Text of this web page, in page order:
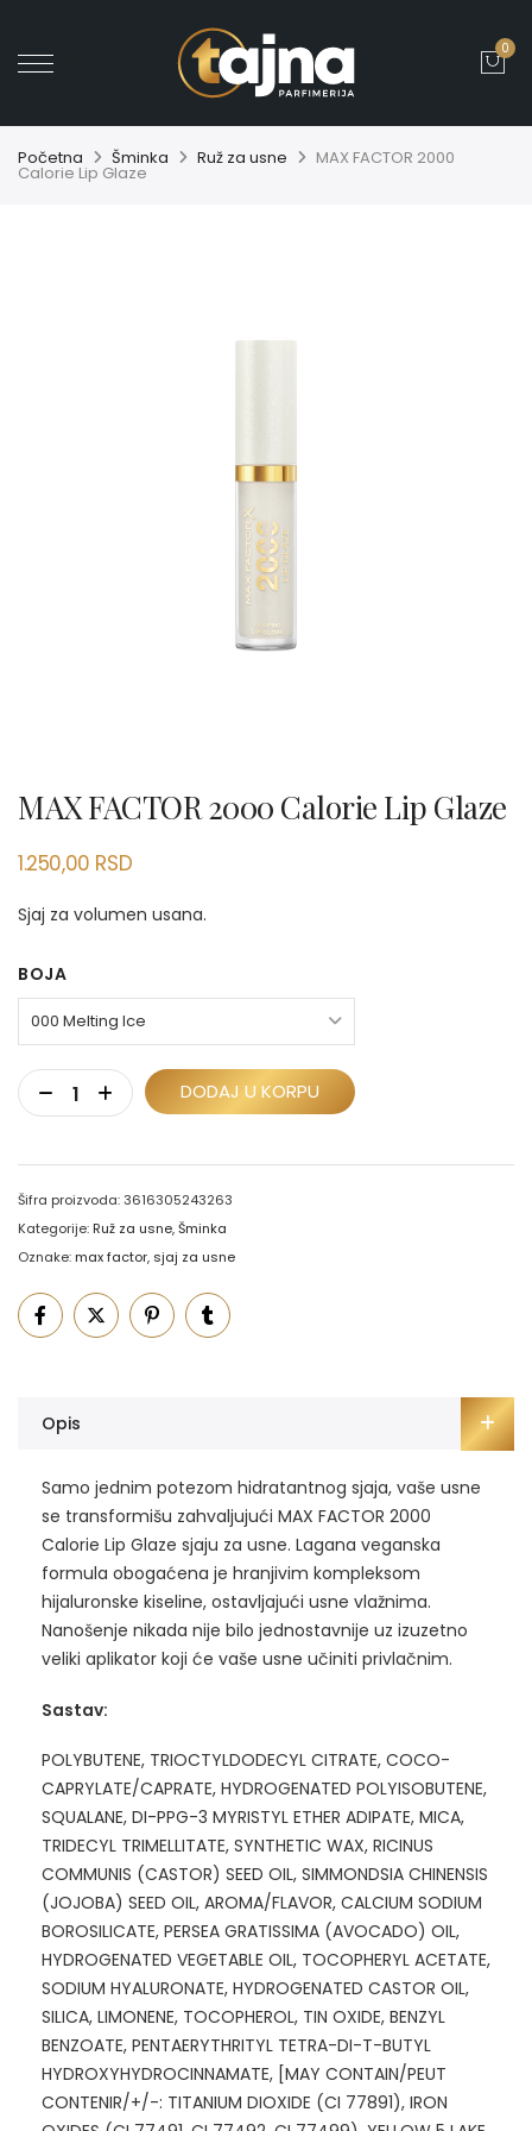
0
Početna Šminka Ruž za usne MAX FACTOR 2000
Calorie Lip Glaze
MAX FACTOR 2000 Calorie Lip Glaze
1.250,00 RSD
Sjaj za volumen usana.
BOJA
DODAJ U KORPU
Šifra proizvoda:3616305243263
Kategorije: Ruž za usne,Šminka
Oznake: max factor, sjaj za usne
Opis
Samo jednim potezom hidratantnog sjaja, vaše usne
se transformišu zahvaljujući MAX FACTOR 2000
Calorie Lip Glaze sjaju za usne. Lagana veganska
formula obogaćena je hranjivim kompleksom
hijaluronske kiseline, ostavljajući usne vlažnima.
Nanošenje nikada nije bilo jednostavnije uz izuzetno
veliki aplikator koji će vaše usne učiniti privlačnim.
Sastav:
POLYBUTENE, TRIOCTYLDODECYL CITRATE, COCO-
CAPRYLATE/CAPRATE, HYDROGENATED POLYISOBUTENE,
SQUALANE, DI-PPG-3 MYRISTYL ETHER ADIPATE, MICA,
TRIDECYL TRIMELLITATE, SYNTHETIC WAX, RICINUS
COMMUNIS (CASTOR) SEED OIL, SIMMONDSIA CHINENSIS
(JOJOBA) SEED OIL, AROMA/FLAVOR, CALCIUM SODIUM
BOROSILICATE, PERSEA GRATISSIMA (AVOCADO) OIL,
HYDROGENATED VEGETABLE OIL, TOCOPHERYL ACETATE,
SODIUM HYALURONATE, HYDROGENATED CASTOR OIL,
SILICA, LIMONENE, TOCOPHEROL, TIN OXIDE, BENZYL
BENZOATE, PENTAERYTHRITYL TETRA-DI-T-BUTYL
HYDROXYHYDROCINNAMATE, [MAY CONTAIN/PEUT
CONTENIR/+/-: TITANIUM DIOXIDE (CI 77891), IRON